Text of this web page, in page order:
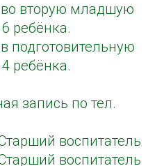
вторую младшую
ребёнка.
подготовительную
ребёнка.
запись по тел.
воспитатель
воспитатель